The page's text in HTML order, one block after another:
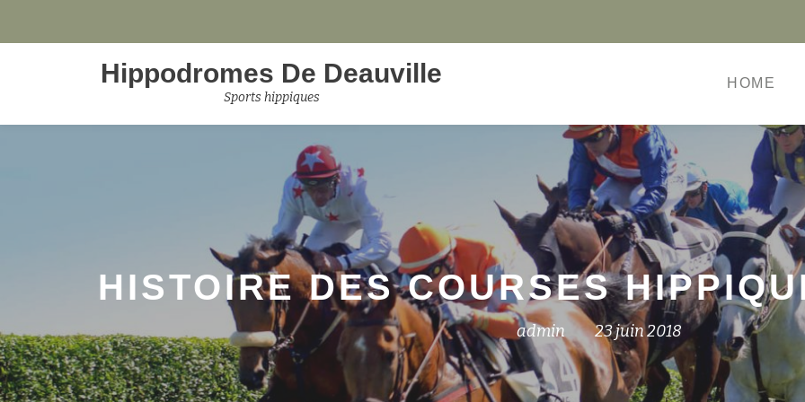
Aller
Hippodromes De Deauville
Sports hippiques
HOME
HISTOIRE DES COURSES
admin 23 juin 2018